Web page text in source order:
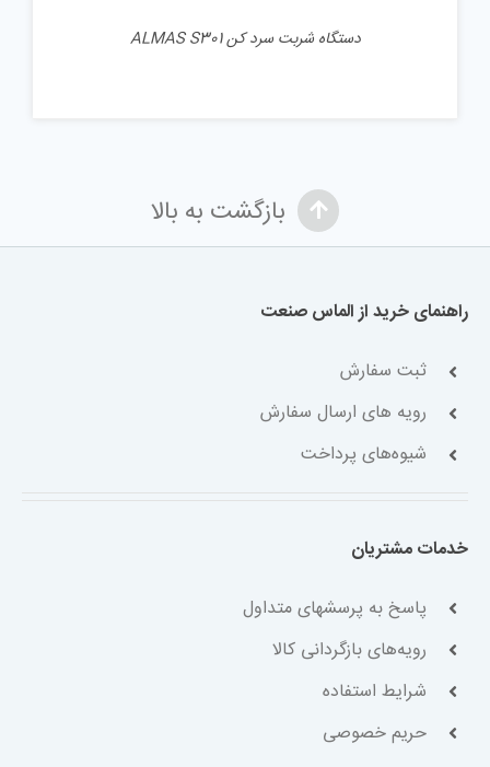
دستگاه شربت سرد کن ALMAS S301
بازگشت به بالا
راهنمای خرید از الماس صنعت
ثبت سفارش
رویه های ارسال سفارش
شیوه‌های پرداخت
خدمات مشتریان
پاسخ به پرسشهای متداول
رویه‌های بازگردانی کالا
شرایط استفاده
حریم خصوصی